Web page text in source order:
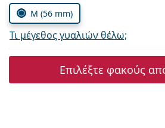
M (56 mm)
Τι μέγεθος γυαλιών θέλω;
Επιλέξτε φακούς